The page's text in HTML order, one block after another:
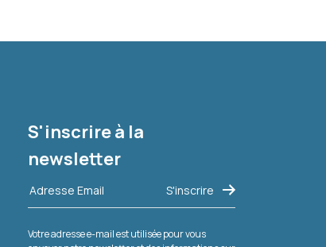
S'inscrire à la
newsletter
Votre adresse e-mail est utilisée pour vous